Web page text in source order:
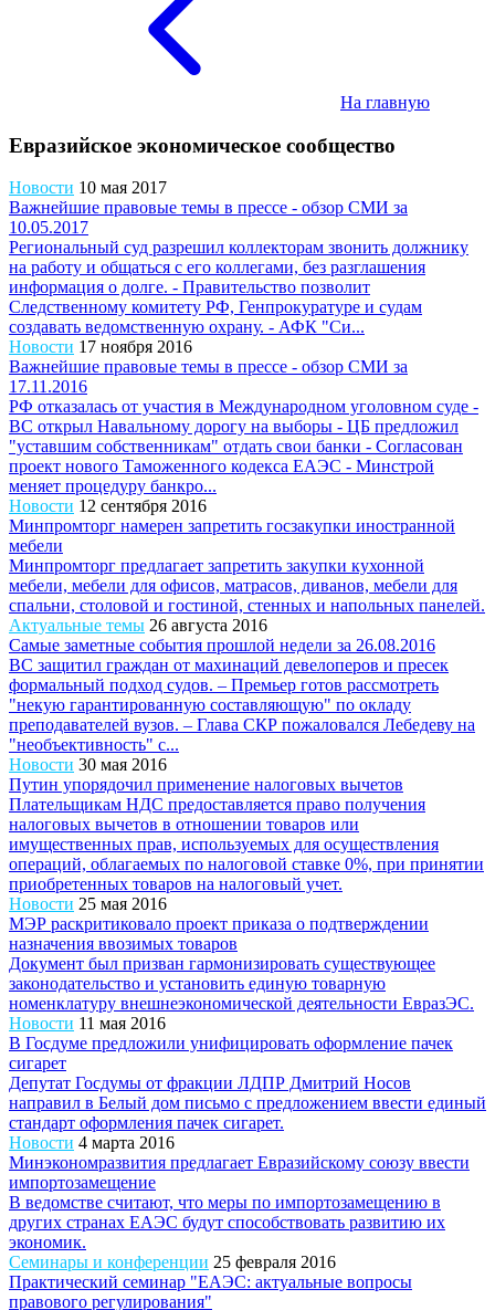
На главную
Евразийское экономическое сообщество
Новости 10 мая 2017
Важнейшие правовые темы в прессе - обзор СМИ за
10.05.2017
Региональный суд разрешил коллекторам звонить должнику
на работу и общаться с его коллегами, без разглашения
информация о долге. - Правительство позволит
Следственному комитету РФ, Генпрокуратуре и судам
создавать ведомственную охрану. - АФК "Си...
Новости 17 ноября 2016
Важнейшие правовые темы в прессе - обзор СМИ за
17.11.2016
РФ отказалась от участия в Международном уголовном суде -
ВС открыл Навальному дорогу на выборы - ЦБ предложил
"уставшим собственникам" отдать свои банки - Согласован
проект нового Таможенного кодекса ЕАЭС - Минстрой
меняет процедуру банкро...
Новости 12 сентября 2016
Минпромторг намерен запретить госзакупки иностранной
мебели
Минпромторг предлагает запретить закупки кухонной
мебели, мебели для офисов, матрасов, диванов, мебели для
спальни, столовой и гостиной, стенных и напольных панелей.
Актуальные темы 26 августа 2016
Самые заметные события прошлой недели за 26.08.2016
ВС защитил граждан от махинаций девелоперов и пресек
формальный подход судов. – Премьер готов рассмотреть
"некую гарантированную составляющую" по окладу
преподавателей вузов. – Глава СКР пожаловался Лебедеву на
"необъективность" с...
Новости 30 мая 2016
Путин упорядочил применение налоговых вычетов
Плательщикам НДС предоставляется право получения
налоговых вычетов в отношении товаров или
имущественных прав, используемых для осуществления
операций, облагаемых по налоговой ставке 0%, при принятии
приобретенных товаров на налоговый учет.
Новости 25 мая 2016
МЭР раскритиковало проект приказа о подтверждении
назначения ввозимых товаров
Документ был призван гармонизировать существующее
законодательство и установить единую товарную
номенклатуру внешнеэкономической деятельности ЕвразЭС.
Новости 11 мая 2016
В Госдуме предложили унифицировать оформление пачек
сигарет
Депутат Госдумы от фракции ЛДПР Дмитрий Носов
направил в Белый дом письмо с предложением ввести единый
стандарт оформления пачек сигарет.
Новости 4 марта 2016
Минэкономразвития предлагает Евразийскому союзу ввести
импортозамещение
В ведомстве считают, что меры по импортозамещению в
других странах ЕАЭС будут способствовать развитию их
экономик.
Семинары и конференции 25 февраля 2016
Практический семинар "ЕАЭС: актуальные вопросы
правового регулирования"